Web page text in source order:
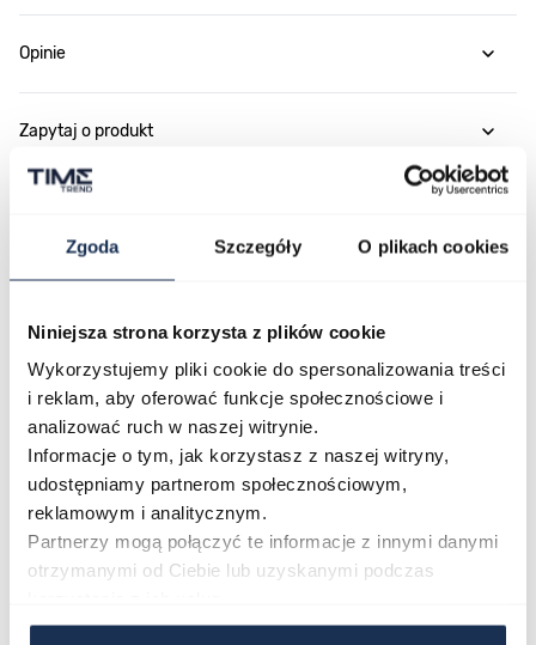
Zgoda Szczegóły O plikach cookies
Niniejsza strona korzysta z plików cookie
Wykorzystujemy pliki cookie do spersonalizowania treści
i reklam, aby oferować funkcje społecznościowe i
analizować ruch w naszej witrynie.
Informacje o tym, jak korzystasz z naszej witryny,
udostępniamy partnerom społecznościowym,
reklamowym i analitycznym.
Partnerzy mogą połączyć te informacje z innymi danymi
otrzymanymi od Ciebie lub uzyskanymi podczas
Opinie
Zapytaj o produkt
Najczęściej kupowane
Poruszanie się po elementach karuzeli jest możliwe za pomocą
Naciśnij, aby pominąć karuzelę
Naciśnij, aby przejść do nawigacji karuzeli